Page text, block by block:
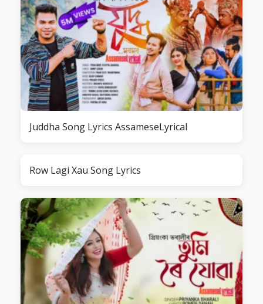
Juddha Song Lyrics AssameseLyrical
Row Lagi Xau Song Lyrics